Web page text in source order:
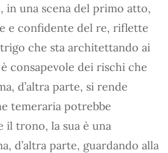
in una scena del primo atto,
e confidente del re, riflette
che sta architettando ai
consapevole dei rischi che
d’altra parte, si rende
temeraria potrebbe
il trono, la sua è una
d’altra parte, guardando alla